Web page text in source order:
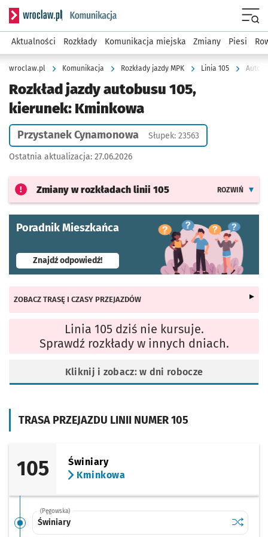
Serwis informacyjny wroclaw.pl podserwis: Komunikacja
Aktualności Rozkłady Komunikacja miejska Zmiany Piesi
wroclaw.pl Komunikacja Rozkłady jazdy MPK Linia 105
Rozkład jazdy autobusu 105,
kierunek: Kminkowa
Przystanek Cynamonowa Słupek: 23563
Ostatnia aktualizacja: 27.06.2026
Zmiany w rozkładach linii 105 ROZWIŃ
Poradnik Mieszkańca
Znajdź odpowiedź!- otworzy się w nowej karcie
TRASA PRZEJAZDU LINII NUMER 105
105
Świniary
Kminkowa
(Pęgowska)
Świniary Sprawdź
Świniary
ZOBACZ TRASĘ I CZASY PRZEJAZDÓW
Linia 105 dziś nie kursuje.
Sprawdź rozkłady w innych dniach.
Kliknij i zobacz: w dni robocze